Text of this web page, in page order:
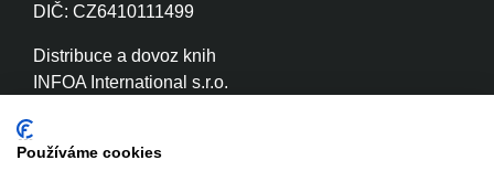
DIČ: CZ6410111499
Distribuce a dovoz knih
INFOA International s.r.o.
Používáme cookies